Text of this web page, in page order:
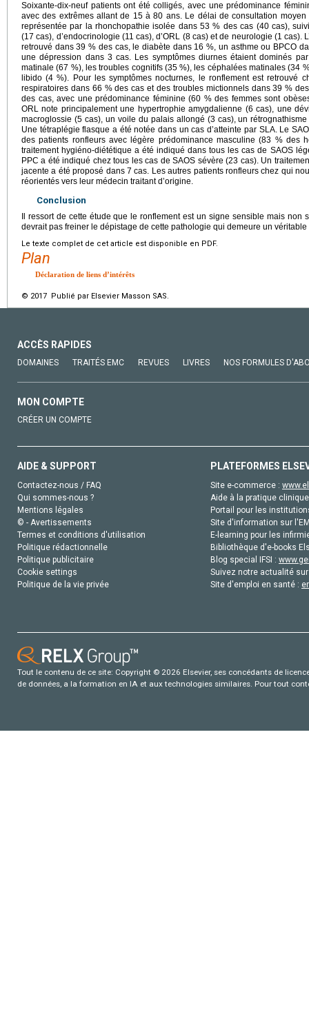
Soixante-dix-neuf patients ont été colligés, avec une prédominance
avec des extrêmes allant de 15 à 80 ans. Le délai de consultation moyen
représentée par la rhonchopathie isolée dans 53 % des cas (40 cas),
(17 cas), d’endocrinologie (11 cas), d’ORL (8 cas) et de neurologie (1 cas).
retrouvé dans 39 % des cas, le diabète dans 16 %, un asthme ou BPCO
une dépression dans 3 cas. Les symptômes diurnes étaient dominés
matinale (67 %), les troubles cognitifs (35 %), les céphalées matinales (34
libido (4 %). Pour les symptômes nocturnes, le ronflement est retrouvé
respiratoires dans 66 % des cas et des troubles mictionnels dans 39 %
des cas, avec une prédominance féminine (60 % des femmes sont
ORL note principalement une hypertrophie amygdalienne (6 cas), une
macroglossie (5 cas), un voile du palais allongé (3 cas), un
Une tétraplégie flasque a été notée dans un cas d’atteinte par SLA. Le
des patients ronfleurs avec légère prédominance masculine (83 % des
traitement hygiéno-diététique a été indiqué dans tous les cas de SAOS
PPC a été indiqué chez tous les cas de SAOS sévère (23 cas). Un
jacente a été proposé dans 7 cas. Les autres patients ronfleurs chez qui
réorientés vers leur médecin traitant d’origine.
Conclusion
Il ressort de cette étude que le ronflement est un signe sensible mais non
devrait pas freiner le dépistage de cette pathologie qui demeure un
Le texte complet de cet article est disponible en PDF.
Plan
Déclaration de liens d’intérêts
© 2017 Publié par Elsevier Masson SAS.
ACCÈS RAPIDES
DOMAINES TRAITÉS EMC REVUES LIVRES NOS FORMULES
MON COMPTE
CRÉER UN COMPTE
AIDE & SUPPORT
Contactez-nous / FAQ
Qui sommes-nous ?
Mentions légales
© - Avertissements
Termes et conditions d'utilisation
Politique rédactionnelle
Politique publicitaire
Cookie settings
Politique de la vie privée
PLATEFORMES
Site e-commerce :
Aide à la pratique
Portail pour les
Site d'information sur
E-learning pour les
Bibliothèque d'e-books
Blog special IFSI :
Suivez notre actualité
Site d'emploi en santé :
Tout le contenu de ce site: Copyright © 2026 Elsevier, ses concédants de
de données, a la formation en IA et aux technologies similaires. Pour tout